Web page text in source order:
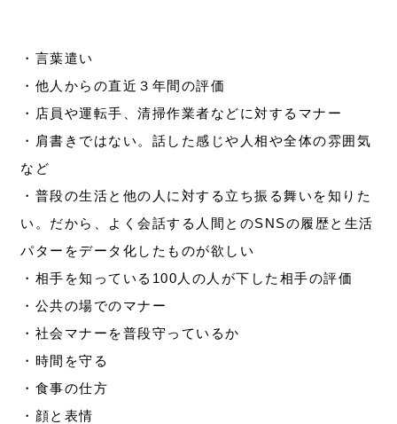
・言葉遣い
・他人からの直近３年間の評価
・店員や運転手、清掃作業者などに対するマナー
・肩書きではない。話した感じや人相や全体の雰囲気
など
・普段の生活と他の人に対する立ち振る舞いを知りた
い。だから、よく会話する人間とのSNSの履歴と生活
パターをデータ化したものが欲しい
・相手を知っている100人の人が下した相手の評価
・公共の場でのマナー
・社会マナーを普段守っているか
・時間を守る
・食事の仕方
・顔と表情